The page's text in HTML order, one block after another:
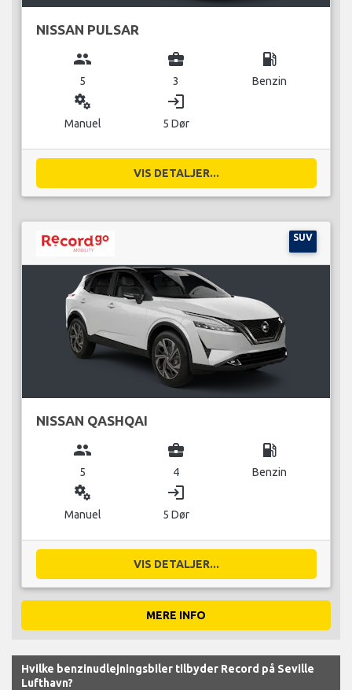
NISSAN PULSAR
group
5
business_center
3
local_gas_station
Benzin
miscellaneous_services
Manuel
login
5 Dør
VIS DETALJER...
SUV
NISSAN QASHQAI
group
5
business_center
4
local_gas_station
Benzin
miscellaneous_services
Manuel
login
5 Dør
VIS DETALJER...
MERE INFO
Hvilke benzinudlejningsbiler tilbyder Record på Seville
Lufthavn?